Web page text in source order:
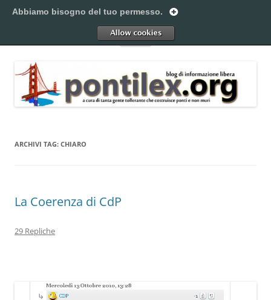
al
Pontilex
Menu
ARCHIVI TAG: CHIARO
La Coerenza di CdP
29 Repliche
Abbiamo bisogno del tuo permesso.